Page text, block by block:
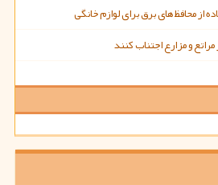
از محافظ های برق برای لوازم خانگی
و مزارع اجتناب کنند